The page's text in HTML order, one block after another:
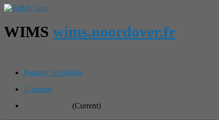
WIMS wims.noordover.fr
Partager ce module
À propos
(Current)